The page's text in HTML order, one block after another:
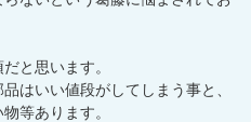
と思います。
はいい値段がしてしまう事と、
等あります。